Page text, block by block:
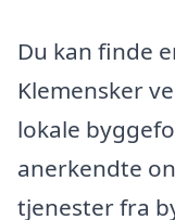
Du kan finde
Klemensker
lokale
anerkendte
tjenester fra